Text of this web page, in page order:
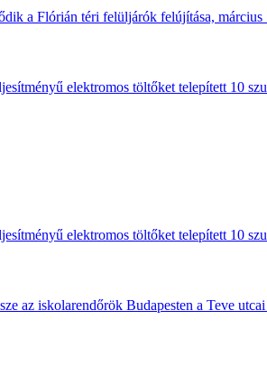
a Flórián téri felüljárók felújítása,
elektromos töltőket telepített 10
elektromos töltőket telepített 10
az iskolarendőrök Budapesten a Teve